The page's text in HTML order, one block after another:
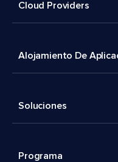
Cloud Providers
Alojamiento De
Soluciones
Programa